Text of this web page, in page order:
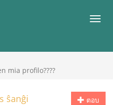
เมนู
mia profilo????
ตอบ
ŝanĝi